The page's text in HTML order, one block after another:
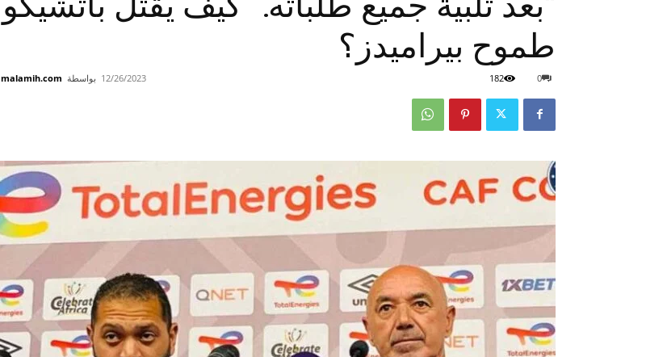
طموح بيراميدز؟
بواسطة malamih.com 12/26/2023 0
182